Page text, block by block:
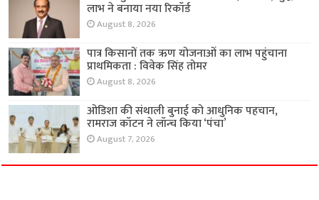
लाभ ने बनाया नया रिकॉर्ड
August 8, 2026
पात्र किसानों तक ऋण योजनाओं का लाभ पहुंचाना
प्राथमिकता : विवेक सिंह तोमर
August 8, 2026
ओडिशा की संथाली बुनाई को आधुनिक पहचान,
रामराज कॉटन ने लॉन्च किया ‘पंचा’
August 7, 2026